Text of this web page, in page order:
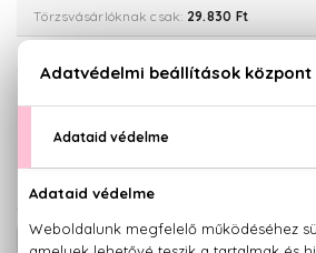
Törzsvásárlóknak csak: 29.830 Ft
KISZERELÉS KIVÁLASZTÁSA